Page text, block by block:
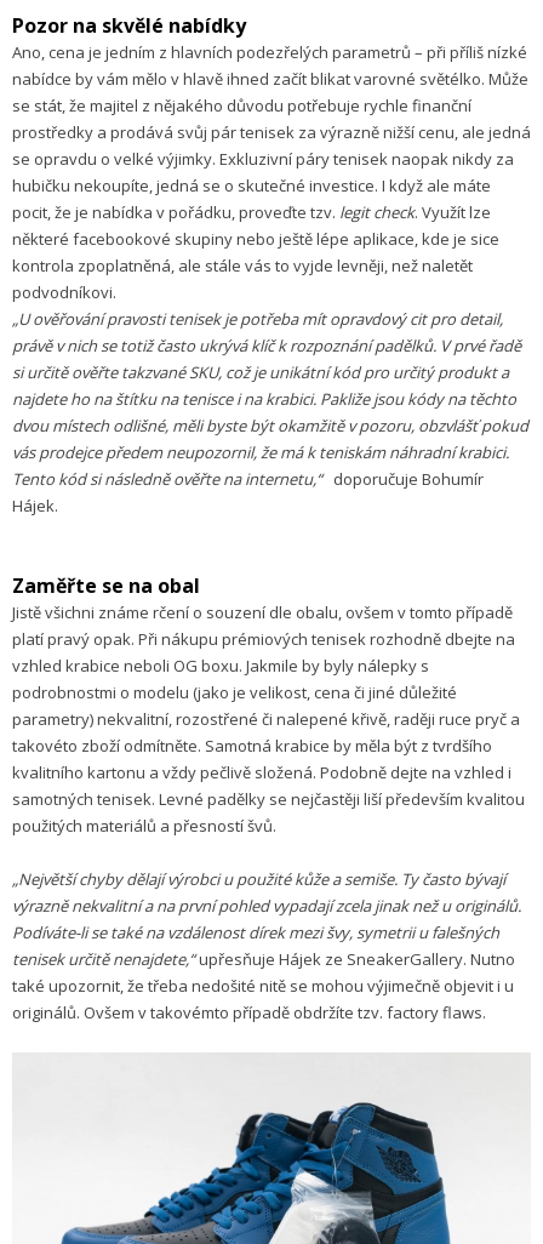
Pozor na skvělé nabídky
Ano, cena je jedním z hlavních podezřelých parametrů – při příliš nízké
nabídce by vám mělo v hlavě ihned začít blikat varovné světélko. Může
se stát, že majitel z nějakého důvodu potřebuje rychle finanční
prostředky a prodává svůj pár tenisek za výrazně nižší cenu, ale jedná
se opravdu o velké výjimky. Exkluzivní páry tenisek naopak nikdy za
hubičku nekoupíte, jedná se o skutečné investice. I když ale máte
pocit, že je nabídka v pořádku, proveďte tzv. legit check. Využít lze
některé facebookové skupiny nebo ještě lépe aplikace, kde je sice
kontrola zpoplatněná, ale stále vás to vyjde levněji, než naletět
podvodníkovi.
„U ověřování pravosti tenisek je potřeba mít opravdový cit pro detail,
právě v nich se totiž často ukrývá klíč k rozpoznání padělků. V prvé řadě
si určitě ověřte takzvané SKU, což je unikátní kód pro určitý produkt a
najdete ho na štítku na tenisce i na krabici. Pakliže jsou kódy na těchto
dvou místech odlišné, měli byste být okamžitě v pozoru, obzvlášť pokud
vás prodejce předem neupozornil, že má k teniskám náhradní krabici.
Tento kód si následně ověřte na internetu,“doporučuje Bohumír
Hájek.
Zaměřte se na obal
Jistě všichni známe rčení o souzení dle obalu, ovšem v tomto případě
platí pravý opak. Při nákupu prémiových tenisek rozhodně dbejte na
vzhled krabice neboli OG boxu. Jakmile by byly nálepky s
podrobnostmi o modelu (jako je velikost, cena či jiné důležité
parametry) nekvalitní, rozostřené či nalepené křivě, raději ruce pryč a
takovéto zboží odmítněte. Samotná krabice by měla být z tvrdšího
kvalitního kartonu a vždy pečlivě složená. Podobně dejte na vzhled i
samotných tenisek. Levné padělky se nejčastěji liší především kvalitou
použitých materiálů a přesností švů.
„Největší chyby dělají výrobci u použité kůže a semiše. Ty často bývají
výrazně nekvalitní a na první pohled vypadají zcela jinak než u originálů.
Podíváte-li se také na vzdálenost dírek mezi švy, symetrii u falešných
tenisek určitě nenajdete,“upřesňuje Hájek ze SneakerGallery. Nutno
také upozornit, že třeba nedošité nitě se mohou výjimečně objevit i u
originálů. Ovšem v takovémto případě obdržíte tzv. factory flaws.